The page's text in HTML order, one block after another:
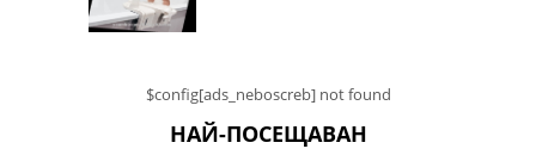
$config[ads_neboscreb] not found
НАЙ-ПОСЕЩАВАН